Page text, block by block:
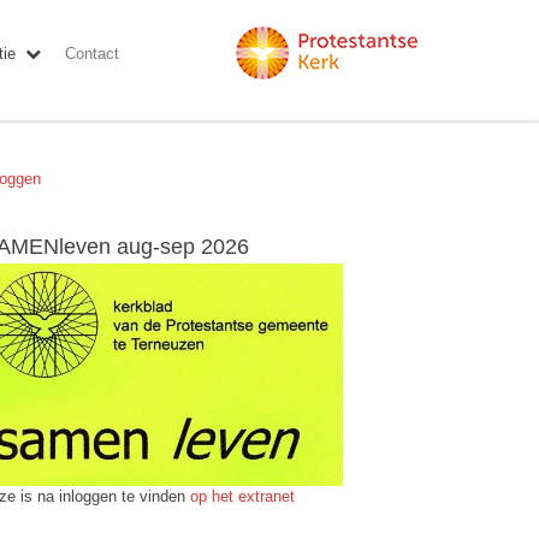
Contact
aug-sep 2026
is na inloggen te vindenop het extranet